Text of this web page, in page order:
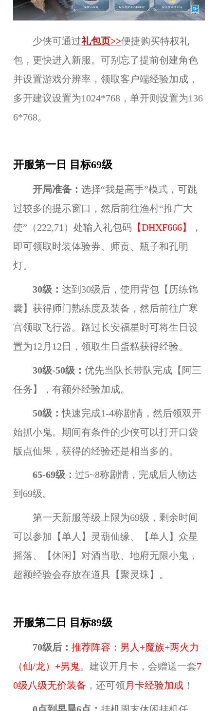
少侠可通过礼包页>>便捷购买特权礼
包，更快进入新服。可别忘了提前创建角色
并设置游戏分辨率，领取客户端经验加成，
多开建议设置为1024*768，单开则设置为136
6*768。
开服第一日 目标69级
开局准备： 选择“我是高手”模式，可跳
过较多的提示窗口，然后前往渔村“推广大
使”（222,71）处输入礼包码 【DHXF666】
，
即可领取时装体验券、师贡、瓶子和孔明
灯。
30级： 达到30级后，使用背包【历练锦
囊】获得师门熟练度及装备，然后前往广寒
宫领取飞行器。路过长安福星时可将生日设
置为12月12日，领取生日蛋糕获得经验。
30级-50级： 优先当队长带队完成【阿三
任务】，有额外经验加成。
50级：快速完成1-4称剧情，然后领双开
始抓小鬼。期间有条件的少侠可以打开口袋
版点仙果，获得的经验还是相当多的。
65-69级： 过5~8称剧情，完成后人物达
到69级。
第一天新服等级上限为69级，剩余时间
可以参加【单人】灵葫仙缘、【单人】众星
摇落、【休闲】对酒当歌、地府无限小鬼，
超额经验会存放在道具【聚灵珠】。
开服第二日 目标89级
70级后： 推荐阵容：男人+魔族+两火力
（仙/龙）+男鬼。建议开月卡，会赠送一套7
0级八级无价装备 ，还可领 月卡经验加成！